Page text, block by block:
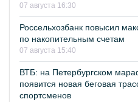
07 августа 16:30
Россельхозбанк повысил
по накопительным счетам
07 августа 15:40
ВТБ: на Петербургском
появится новая беговая
спортсменов